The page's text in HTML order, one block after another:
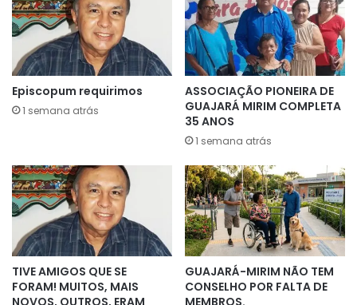
Episcopum requirimos
1 semana atrás
ASSOCIAÇÃO PIONEIRA DE
GUAJARÁ MIRIM COMPLETA
35 ANOS
1 semana atrás
TIVE AMIGOS QUE SE
FORAM! MUITOS, MAIS
NOVOS, OUTROS, ERAM
GUAJARÁ-MIRIM NÃO TEM
CONSELHO POR FALTA DE
MEMBROS.